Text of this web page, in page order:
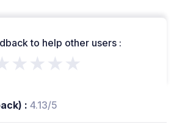
to help other users :
: 4.13/5